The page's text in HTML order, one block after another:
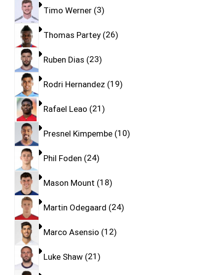
Timo Werner 3
Thomas Partey 26
Ruben Dias 23
Rodri Hernandez 19
Rafael Leao 21
Presnel Kimpembe 10
Phil Foden 24
Mason Mount 18
Martin Odegaard 24
Marco Asensio 12
Luke Shaw 21